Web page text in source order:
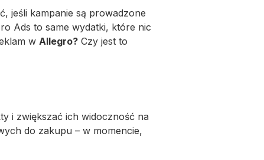
jeśli kampanie są prowadzone
Ads to same wydatki, które nic
w Allegro? Czy jest to
i zwiększać ich widoczność na
do zakupu – w momencie,